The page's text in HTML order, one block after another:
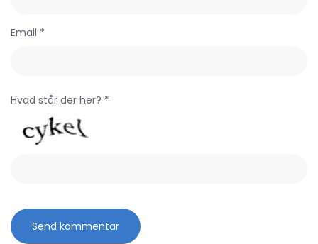
Email *
Hvad står der her? *